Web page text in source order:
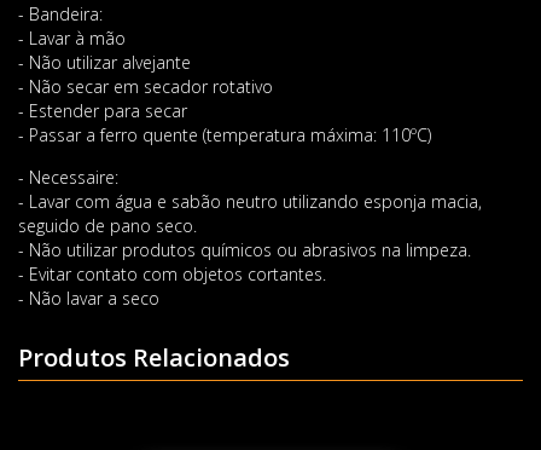
- Bandeira:
- Lavar à mão
- Não utilizar alvejante
- Não secar em secador rotativo
- Estender para secar
- Passar a ferro quente (temperatura máxima: 110ºC)
- Necessaire:
- Lavar com água e sabão neutro utilizando esponja macia,
seguido de pano seco.
- Não utilizar produtos químicos ou abrasivos na limpeza.
- Evitar contato com objetos cortantes.
- Não lavar a seco
Produtos Relacionados